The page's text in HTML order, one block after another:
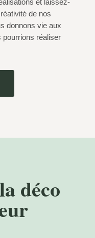
de nos
donnons vie aux
pourrions réaliser
déco